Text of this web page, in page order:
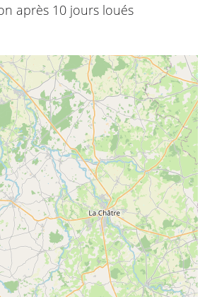
après 10 jours loués